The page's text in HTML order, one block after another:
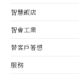
智慧飯店
智會工業
替客戶著想
服務